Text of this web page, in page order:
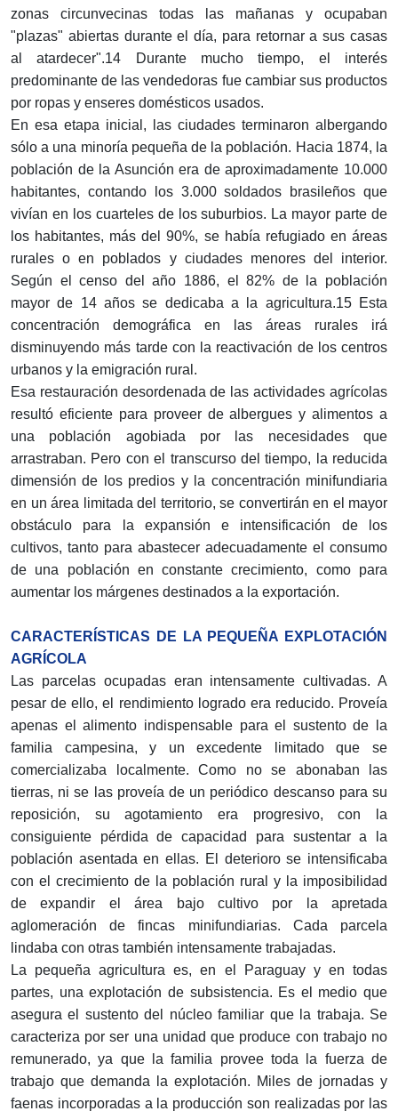
zonas circunvecinas todas las mañanas y ocupaban
"plazas" abiertas durante el día, para retornar a sus casas
al atardecer".14 Durante mucho tiempo, el interés
predominante de las vendedoras fue cambiar sus productos
por ropas y enseres domésticos usados.
En esa etapa inicial, las ciudades terminaron albergando
sólo a una minoría pequeña de la población. Hacia 1874, la
población de la Asunción era de aproximadamente 10.000
habitantes, contando los 3.000 soldados brasileños que
vivían en los cuarteles de los suburbios. La mayor parte de
los habitantes, más del 90%, se había refugiado en áreas
rurales o en poblados y ciudades menores del interior.
Según el censo del año 1886, el 82% de la población
mayor de 14 años se dedicaba a la agricultura.15 Esta
concentración demográfica en las áreas rurales irá
disminuyendo más tarde con la reactivación de los centros
urbanos y la emigración rural.
Esa restauración desordenada de las actividades agrícolas
resultó eficiente para proveer de albergues y alimentos a
una población agobiada por las necesidades que
arrastraban. Pero con el transcurso del tiempo, la reducida
dimensión de los predios y la concentración minifundiaria
en un área limitada del territorio, se convertirán en el mayor
obstáculo para la expansión e intensificación de los
cultivos, tanto para abastecer adecuadamente el consumo
de una población en constante crecimiento, como para
aumentar los márgenes destinados a la exportación.
CARACTERÍSTICAS DE LA PEQUEÑA EXPLOTACIÓN
AGRÍCOLA
Las parcelas ocupadas eran intensamente cultivadas. A
pesar de ello, el rendimiento logrado era reducido. Proveía
apenas el alimento indispensable para el sustento de la
familia campesina, y un excedente limitado que se
comercializaba localmente. Como no se abonaban las
tierras, ni se las proveía de un periódico descanso para su
reposición, su agotamiento era progresivo, con la
consiguiente pérdida de capacidad para sustentar a la
población asentada en ellas. El deterioro se intensificaba
con el crecimiento de la población rural y la imposibilidad
de expandir el área bajo cultivo por la apretada
aglomeración de fincas minifundiarias. Cada parcela
lindaba con otras también intensamente trabajadas.
La pequeña agricultura es, en el Paraguay y en todas
partes, una explotación de subsistencia. Es el medio que
asegura el sustento del núcleo familiar que la trabaja. Se
caracteriza por ser una unidad que produce con trabajo no
remunerado, ya que la familia provee toda la fuerza de
trabajo que demanda la explotación. Miles de jornadas y
faenas incorporadas a la producción son realizadas por las